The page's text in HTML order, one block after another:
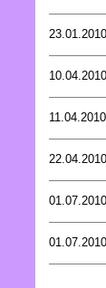
23.01.2010
10.04.2010
11.04.2010
22.04.2010
01.07.2010
01.07.2010